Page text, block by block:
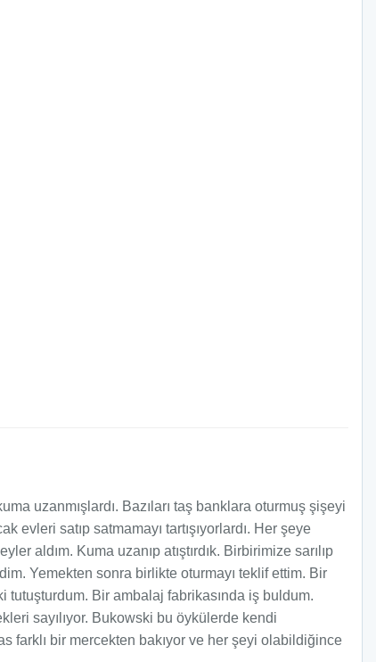
uzanmışlardı. Bazıları taş banklara oturmuş şişeyi
evleri satıp satmamayı tartışıyorlardı. Her şeye
aldım. Kuma uzanıp atıştırdık. Birbirimize sarılıp
Yemekten sonra birlikte oturmayı teklif ettim. Bir
tutuşturdum. Bir ambalaj fabrikasında iş buldum.
sayılıyor. Bukowski bu öykülerde kendi
farklı bir mercekten bakıyor ve her şeyi olabildiğince